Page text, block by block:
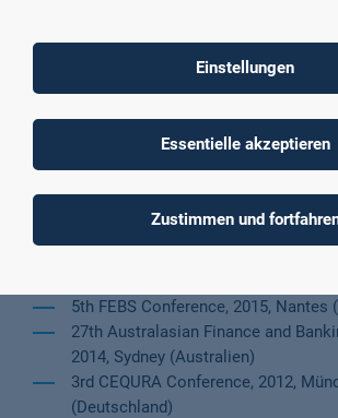
6th Financial Engineering & Banking
Conference, 2018, Rom (Italien)
2nd Conference of European
(Deutschland)
5th FEBS Conference, 2015, Nantes
27th Australasian Finance and
2014, Sydney (Australien)
3rd CEQURA Conference, 2012,
(Deutschland)
Einstellungen
Essentielle akzeptieren
Zustimmen und